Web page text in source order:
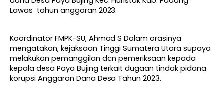
Lawas tahun anggaran 2023.
Koordinator FMPK-SU, Ahmad S Dalam orasinya
mengatakan, kejaksaan Tinggi Sumatera Utara supaya
melakukan pemanggilan dan pemeriksaan kepada
kepala desa Paya Bujing terkait dugaan tindak pidana
korupsi Anggaran Dana Desa Tahun 2023.